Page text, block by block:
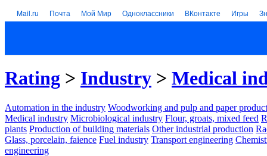
Mail.ru Почта Мой Мир Одноклассники ВКонтакте Игры
Rating > Industry > Medical
Automation in the industry Woodworking and pulp and paper
Medical industry Microbiological industry Flour, groats, mixed feed
plants Production of building materials Other industrial production
Glass, porcelain, faience Fuel industry Transport engineering
engineering